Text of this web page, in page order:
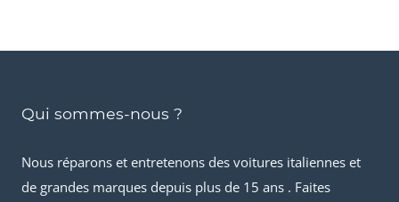
Qui sommes-nous ?
Nous réparons et entretenons des voitures italiennes et
de grandes marques depuis plus de 15 ans . Faites